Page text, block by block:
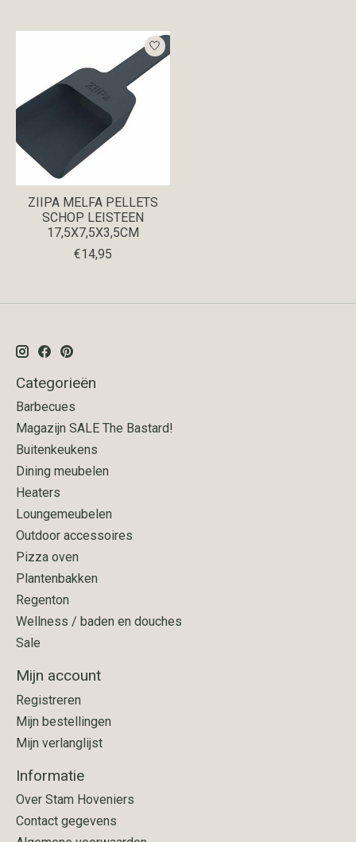
ZIIPA MELFA PELLETS
SCHOP LEISTEEN
17,5X7,5X3,5CM
€14,95
Categorieën
Barbecues
Magazijn SALE The Bastard!
Buitenkeukens
Dining meubelen
Heaters
Loungemeubelen
Outdoor accessoires
Pizza oven
Plantenbakken
Regenton
Wellness / baden en douches
Sale
Mijn account
Registreren
Mijn bestellingen
Mijn verlanglijst
Informatie
Over Stam Hoveniers
Contact gegevens